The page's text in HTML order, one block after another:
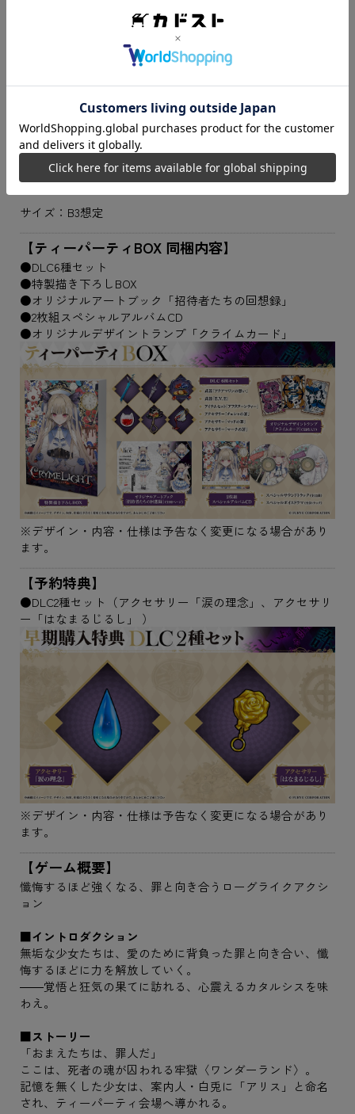
サイズ：B3想定
【ティーパーティBOX 同梱内容】
●DLC6種セット
●特製描き下ろしBOX
●オリジナルアートブック「招待者たちの回想録」
●2枚組スペシャルアルバムCD
●オリジナルデザイントランプ「クライムカード」
※デザイン・内容・仕様は予告なく変更になる場合があり
ます。
【予約特典】
●DLC2種セット（アクセサリー「涙の理念」、アクセサリ
ー「はなまるじるし」 ）
※デザイン・内容・仕様は予告なく変更になる場合があり
ます。
【ゲーム概要】
懺悔するほど強くなる、罪と向き合うローグライクアクシ
ョン
■イントロダクション
無垢な少女たちは、愛のために背負った罪と向き合い、懺
悔するほどに力を解放していく。
――覚悟と狂気の果てに訪れる、心震えるカタルシスを味
わえ。
■ストーリー
「おまえたちは、罪人だ」
ここは、死者の魂が囚われる牢獄〈ワンダーランド〉。
記憶を無くした少女は、案内人・白兎に「アリス」と命名
され、ティーパーティ会場へ導かれる。